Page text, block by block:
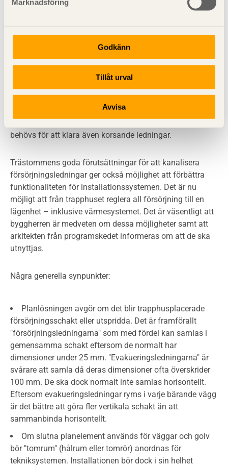
Marknadsföring
Godkänn
Tillåt urval
Avvisa
enklare att genomföra i trähuset.
Det är träbyggsystemets hålrum i väggar och undertak
som ger dessa fördelar. Vertikala hålrum finns överallt i
regelväggar och kan skapas i skarvar mellan
massivelement. Undertaket finns alltid som en del av den
totala bjälklagskonstruktionen. Mellanrummet mellan
bärande bjälklagsdel och isolerande undertak kan
anpassas så att alla typer av försörjningsledningar ryms i
behövs för att klara även korsande ledningar.
Trästommens goda förutsättningar för att kanalisera
försörjningsledningar ger också möjlighet att förbättra
funktionaliteten för installationssystemen. Det är nu
möjligt att från trapphuset reglera all försörjning till en
lägenhet – inklusive värmesystemet. Det är väsentligt att
byggherren är medveten om dessa möjligheter samt att
arkitekten från programskedet informeras om att de ska
utnyttjas.
Några generella synpunkter:
Planlösningen avgör om det blir trapphusplacerade
försörjningsschakt eller utspridda. Det är framförallt
"försörjningsledningarna" som med fördel kan samlas i
gemensamma schakt eftersom de normalt har
dimensioner under 25 mm. "Evakueringsledningarna" är
svårare att samla då deras dimensioner ofta överskrider
100 mm. De ska dock normalt inte samlas horisontellt.
Eftersom evakueringsledningar ryms i varje bärande vägg
är det bättre att göra fler vertikala schakt än att
sammanbinda horisontellt.
Om slutna planelement används för väggar och golv
bör "tomrum" (hålrum eller tomrör) anordnas för
tekniksystemen. Installationen bör dock i sin helhet